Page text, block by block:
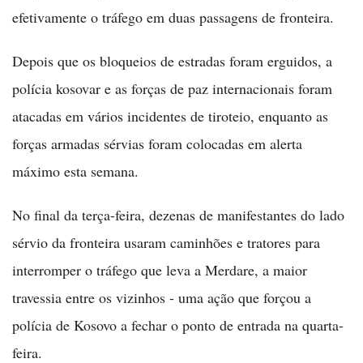
efetivamente o tráfego em duas passagens de fronteira.
Depois que os bloqueios de estradas foram erguidos, a
polícia kosovar e as forças de paz internacionais foram
atacadas em vários incidentes de tiroteio, enquanto as
forças armadas sérvias foram colocadas em alerta
máximo esta semana.
No final da terça-feira, dezenas de manifestantes do lado
sérvio da fronteira usaram caminhões e tratores para
interromper o tráfego que leva a Merdare, a maior
travessia entre os vizinhos - uma ação que forçou a
polícia de Kosovo a fechar o ponto de entrada na quarta-
feira.